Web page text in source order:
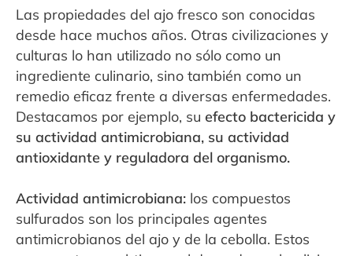
Las propiedades del ajo fresco son conocidas
desde hace muchos años. Otras civilizaciones y
culturas lo han utilizado no sólo como un
ingrediente culinario, sino también como un
remedio eficaz frente a diversas enfermedades.
Destacamos por ejemplo, su efecto bactericida y
su actividad antimicrobiana, su actividad
antioxidante y reguladora del organismo.
Actividad antimicrobiana: los compuestos
sulfurados son los principales agentes
antimicrobianos del ajo y de la cebolla. Estos